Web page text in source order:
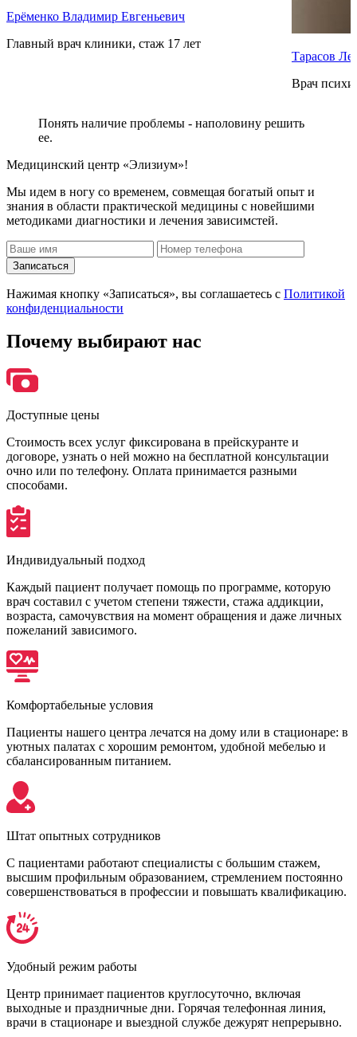
Ерёменко Владимир Евгеньевич
Главный врач клиники, стаж 17 лет
Тарасов
Врач
Понять наличие проблемы - наполовину решить
ее.
Медицинский центр «Элизиум»!
Мы идем в ногу со временем, совмещая богатый опыт и
знания в области практической медицины с новейшими
методиками диагностики и лечения зависимстей.
Записаться
Нажимая кнопку «Записаться», вы соглашаетесь с Политикой
конфиденциальности
Почему выбирают нас
Доступные цены
Стоимость всех услуг фиксирована в прейскуранте и
договоре, узнать о ней можно на бесплатной консультации
очно или по телефону. Оплата принимается разными
способами.
Индивидуальный подход
Каждый пациент получает помощь по программе, которую
врач составил с учетом степени тяжести, стажа аддикции,
возраста, самочувствия на момент обращения и даже личных
пожеланий зависимого.
Комфортабельные условия
Пациенты нашего центра лечатся на дому или в стационаре: в
уютных палатах с хорошим ремонтом, удобной мебелью и
сбалансированным питанием.
Штат опытных сотрудников
С пациентами работают специалисты с большим стажем,
высшим профильным образованием, стремлением постоянно
совершенствоваться в профессии и повышать квалификацию.
Удобный режим работы
Центр принимает пациентов круглосуточно, включая
выходные и праздничные дни. Горячая телефонная линия,
врачи в стационаре и выездной службе дежурят непрерывно.